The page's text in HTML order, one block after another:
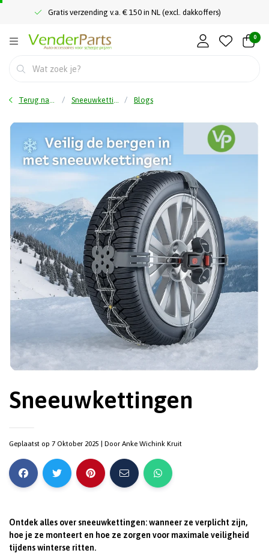
Gratis verzending v.a. € 150 in NL (excl. dakkoffers)
0
Terug naar home Sneeuwkettingen Blogs
Sneeuwkettingen
Geplaatst op 7 Oktober 2025 | Door Anke Wichink Kruit
Ontdek alles over sneeuwkettingen: wanneer ze verplicht zijn,
hoe je ze monteert en hoe ze zorgen voor maximale veiligheid
tijdens winterse ritten.